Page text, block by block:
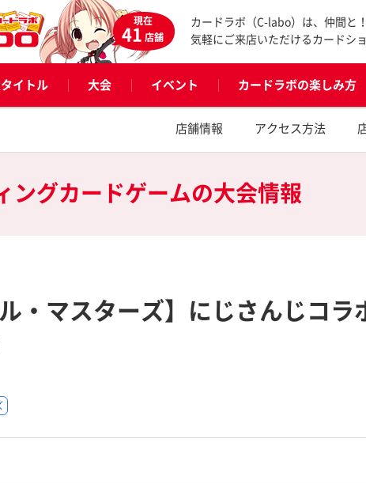
現在
41店舗
カードラボ（C-labo）は、仲間と
気軽にご来店いただけるカードショ
イトル 大会 イベント カードラボの楽しみ方
店舗情報 アクセス方法
ングカードゲームの大会情報
ル・マスターズ】にじさんじコ